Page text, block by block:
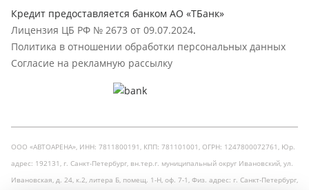
Кредит предоставляется банком АО «ТБанк»
Лицензия ЦБ РФ № 2673 от 09.07.2024.
Политика в отношении обработки персональных данных
Согласие на рекламную рассылку
ООО «АВТОАРЕНА», ИНН: 7811800191, КПП: 781101001, ОГРН: 1247800072761, Юр.
адрес: 192131, г. Санкт-Петербург, вн.тер.г. муниципальный округ Ивановский, ул.
Ивановская, д. 24, к.2, литера Б, помещ. 1-Н, оф. 7-1, Физ. адрес: г. Санкт-Петербург,